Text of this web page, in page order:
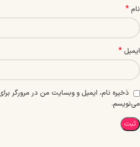
نام*
ایمیل *
ذخیره نام، ایمیل و وبسایت من در مرورگر
می‌نویسم.